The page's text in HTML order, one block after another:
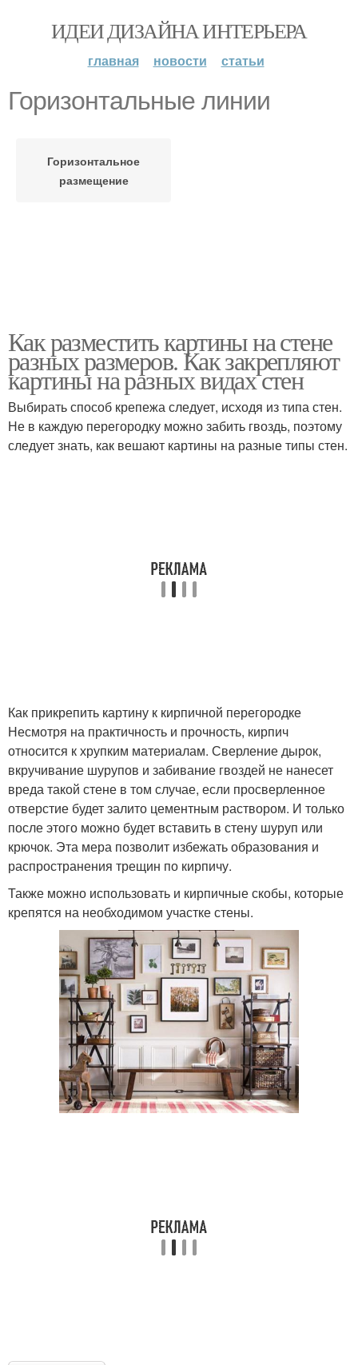
ИДЕИ ДИЗАЙНА ИНТЕРЬЕРА
главная новости статьи
Горизонтальные линии
Горизонтальное
размещение
Как разместить картины на стене
разных размеров. Как закрепляют
картины на разных видах стен
Выбирать способ крепежа следует, исходя из типа стен.
Не в каждую перегородку можно забить гвоздь, поэтому
следует знать, как вешают картины на разные типы стен.
Как прикрепить картину к кирпичной перегородке
Несмотря на практичность и прочность, кирпич
относится к хрупким материалам. Сверление дырок,
вкручивание шурупов и забивание гвоздей не нанесет
вреда такой стене в том случае, если просверленное
отверстие будет залито цементным раствором. И только
после этого можно будет вставить в стену шуруп или
крючок. Эта мера позволит избежать образования и
распространения трещин по кирпичу.
Также можно использовать и кирпичные скобы, которые
крепятся на необходимом участке стены.